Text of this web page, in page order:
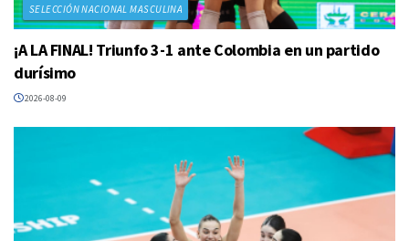
SELECCIÓN NACIONAL MASCULINA
¡A LA FINAL! Triunfo 3-1 ante Colombia en un partido
durísimo
2026-08-09